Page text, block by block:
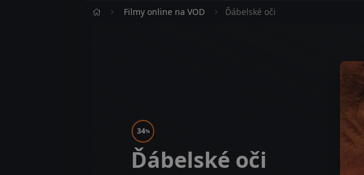
Filmy online na VOD Ďábelské oči
34%
Ďábelské oči